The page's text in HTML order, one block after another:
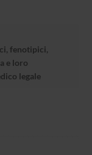
fenotipici,
e loro
legale